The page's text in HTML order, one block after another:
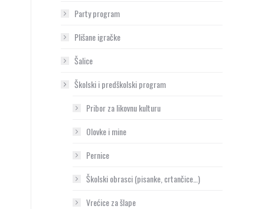
Party program
Plišane igračke
Šalice
Školski i predškolski program
Pribor za likovnu kulturu
Olovke i mine
Pernice
Školski obrasci (pisanke, crtančice…)
Vrećice za šlape